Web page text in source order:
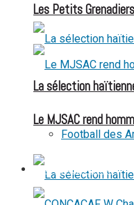
Les Petits
Le MJSAC rend
La sélection
Football des
FOOTBALL FÉMININ